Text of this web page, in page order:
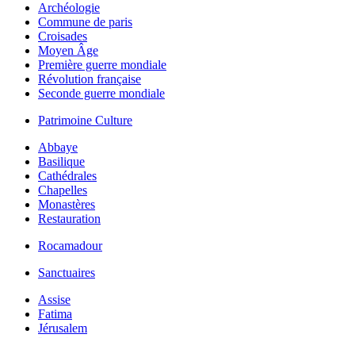
Archéologie
Commune de paris
Croisades
Moyen Âge
Première guerre mondiale
Révolution française
Seconde guerre mondiale
Patrimoine Culture
Abbaye
Basilique
Cathédrales
Chapelles
Monastères
Restauration
Rocamadour
Sanctuaires
Assise
Fatima
Jérusalem